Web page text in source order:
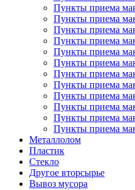
Пункты приема
Пункты приема
Пункты приема
Пункты приема
Пункты приема
Пункты приема
Пункты приема
Пункты приема
Пункты приема
Пункты приема
Пункты приема
Пункты приема
Металлолом
Пластик
Стекло
Другое вторсырье
Вывоз мусора